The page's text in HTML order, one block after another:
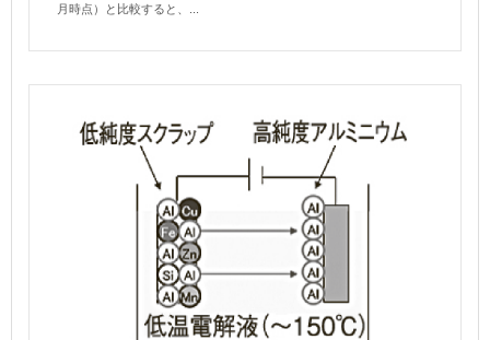
月時点）と比較すると、...